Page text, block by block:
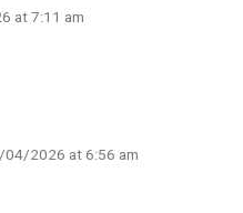
at 7:11 am
04/2026 at 6:56 am